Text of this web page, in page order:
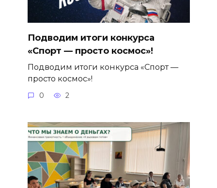
Подводим итоги конкурса
«Спорт — просто космос»!
Подводим итоги конкурса «Спорт —
просто космос»!
0 2